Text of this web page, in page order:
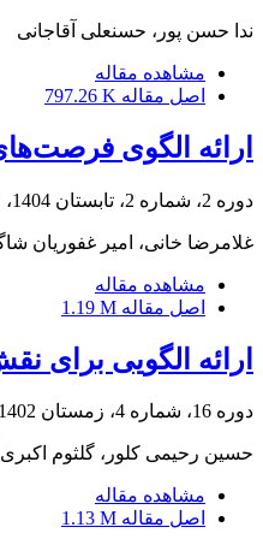
ندا حسن پور، حسنعلی آقاجانی
مشاهده مقاله
اصل مقاله 797.26 K
ارائه الگوی
دوره 2، شماره 2، تابستان 1404، صفحه
غلامرضا خانی، امیر غفوریان
مشاهده مقاله
اصل مقاله 1.19 M
ارائه الگویی برای
دوره 16، شماره 4، زمستان 1402، صفحه
حسین رحیمی کلور، گلثوم اکبری
مشاهده مقاله
اصل مقاله 1.13 M